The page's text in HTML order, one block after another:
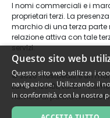
I nomi commerciali e i
proprietari terzi. La
marchio di una terza
relazione attiva con tale
servizi.
© 2026 TrustDeals è un
Laren 1, 1251BL, Laren -
numero di partita IVA:
Questo sito web
Questo sito web utilizza i
navigazione. Utilizzando il
in conformità con la nostra